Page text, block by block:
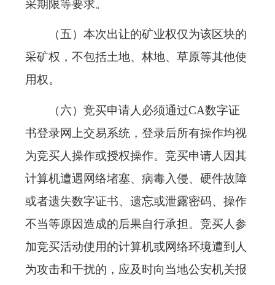
采期限等要求。
（五）本次出让的矿业权仅为该区块的
采矿权，不包括土地、林地、草原等其他使
用权。
（六）竞买申请人必须通过CA数字证
书登录网上交易系统，登录后所有操作均视
为竞买人操作或授权操作。竞买申请人因其
计算机遭遇网络堵塞、病毒入侵、硬件故障
或者遗失数字证书、遗忘或泄露密码、操作
不当等原因造成的后果自行承担。竞买人参
加竞买活动使用的计算机或网络环境遭到人
为攻击和干扰的，应及时向当地公安机关报